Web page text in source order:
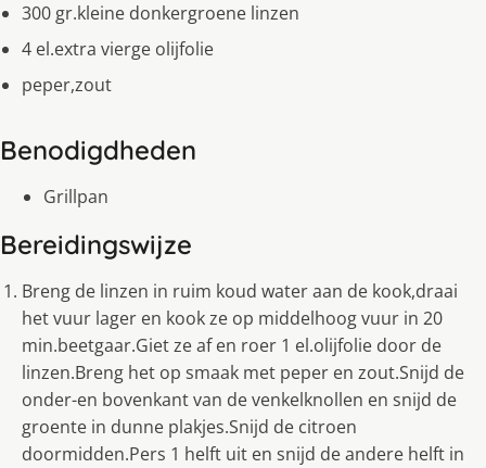
300 gr.kleine donkergroene linzen
4 el.extra vierge olijfolie
peper,zout
Benodigdheden
Grillpan
Bereidingswijze
Breng de linzen in ruim koud water aan de kook,draai
het vuur lager en kook ze op middelhoog vuur in 20
min.beetgaar.Giet ze af en roer 1 el.olijfolie door de
linzen.Breng het op smaak met peper en zout.Snijd de
onder-en bovenkant van de venkelknollen en snijd de
groente in dunne plakjes.Snijd de citroen
doormidden.Pers 1 helft uit en snijd de andere helft in